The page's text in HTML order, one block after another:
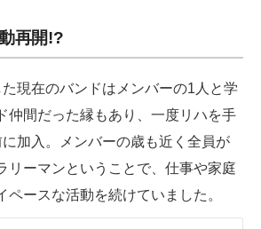
再開!?
現在のバンドはメンバーの1人と学
仲間だった縁もあり、一度リハを手
加入。メンバーの歳も近く全員が
リーマンということで、仕事や家庭
ペースな活動を続けていました。